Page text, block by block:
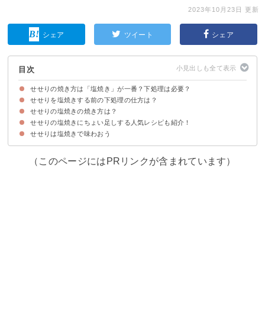
2023年10月23日 更新
シェア ツイート シェア
目次
せせりの焼き方は「塩焼き」が一番？下処理は必要？
せせりの下処理をするメリット
せせりを塩焼きする前の下処理の仕方は？
せせりを食べやすくする下処理
せせりをより美味しくする下処理
せせりの塩焼きの焼き方は？
①グリルでの焼き方・コツ
②フライパンでの焼き方・コツ
③トースターでの焼き方・コツ
せせりの塩焼きにちょい足しする人気レシピも紹介！
①居酒屋でも人気のネギをまぶしたせせりのうま塩焼き
②せせりの塩にんにく焼き
③お弁当にもピッタリのせせりの塩レモン焼き
せせりは塩焼きで味わおう
（このページにはPRリンクが含まれています）